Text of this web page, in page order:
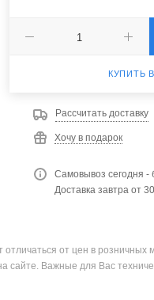
КУПИТЬ
Рассчитать доставку
Хочу в подарок
Самовывоз сегодня -
Доставка завтра от
от цен в розничных
сайте. Важные для Вас